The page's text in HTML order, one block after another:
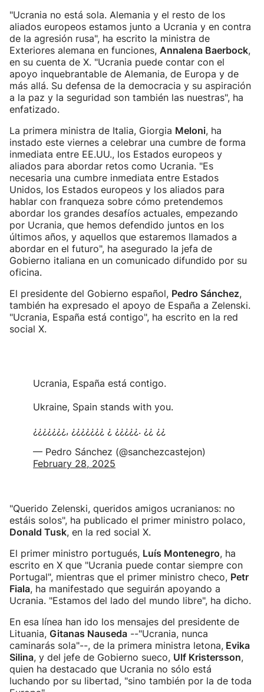
"Ucrania no está sola. Alemania y el resto de los
aliados europeos estamos junto a Ucrania y en contra
de la agresión rusa", ha escrito la ministra de
Exteriores alemana en funciones, Annalena Baerbock,
en su cuenta de X. "Ucrania puede contar con el
apoyo inquebrantable de Alemania, de Europa y de
más allá. Su defensa de la democracia y su aspiración
a la paz y la seguridad son también las nuestras", ha
enfatizado.
La primera ministra de Italia, Giorgia Meloni, ha
instado este viernes a celebrar una cumbre de forma
inmediata entre EE.UU., los Estados europeos y
aliados para abordar retos como Ucrania. "Es
necesaria una cumbre inmediata entre Estados
Unidos, los Estados europeos y los aliados para
hablar con franqueza sobre cómo pretendemos
abordar los grandes desafíos actuales, empezando
por Ucrania, que hemos defendido juntos en los
últimos años, y aquellos que estaremos llamados a
abordar en el futuro", ha asegurado la jefa de
Gobierno italiana en un comunicado difundido por su
oficina.
El presidente del Gobierno español, Pedro Sánchez,
también ha expresado el apoyo de España a Zelenski.
"Ucrania, España está contigo", ha escrito en la red
social X.
Ucrania, España está contigo.
Ukraine, Spain stands with you.
¿¿¿¿¿¿¿, ¿¿¿¿¿¿¿ ¿ ¿¿¿¿¿. ¿¿ ¿¿
— Pedro Sánchez (@sanchezcastejon)
February 28, 2025
"Querido Zelenski, queridos amigos ucranianos: no
estáis solos", ha publicado el primer ministro polaco,
Donald Tusk, en la red social X.
El primer ministro portugués, Luís Montenegro, ha
escrito en X que "Ucrania puede contar siempre con
Portugal", mientras que el primer ministro checo, Petr
Fiala, ha manifestado que seguirán apoyando a
Ucrania. "Estamos del lado del mundo libre", ha dicho.
En esa línea han ido los mensajes del presidente de
Lituania, Gitanas Nauseda --"Ucrania, nunca
caminarás sola"--, de la primera ministra letona, Evika
Silina, y del jefe de Gobierno sueco, Ulf Kristersson,
quien ha destacado que Ucrania no sólo está
luchando por su libertad, "sino también por la de toda